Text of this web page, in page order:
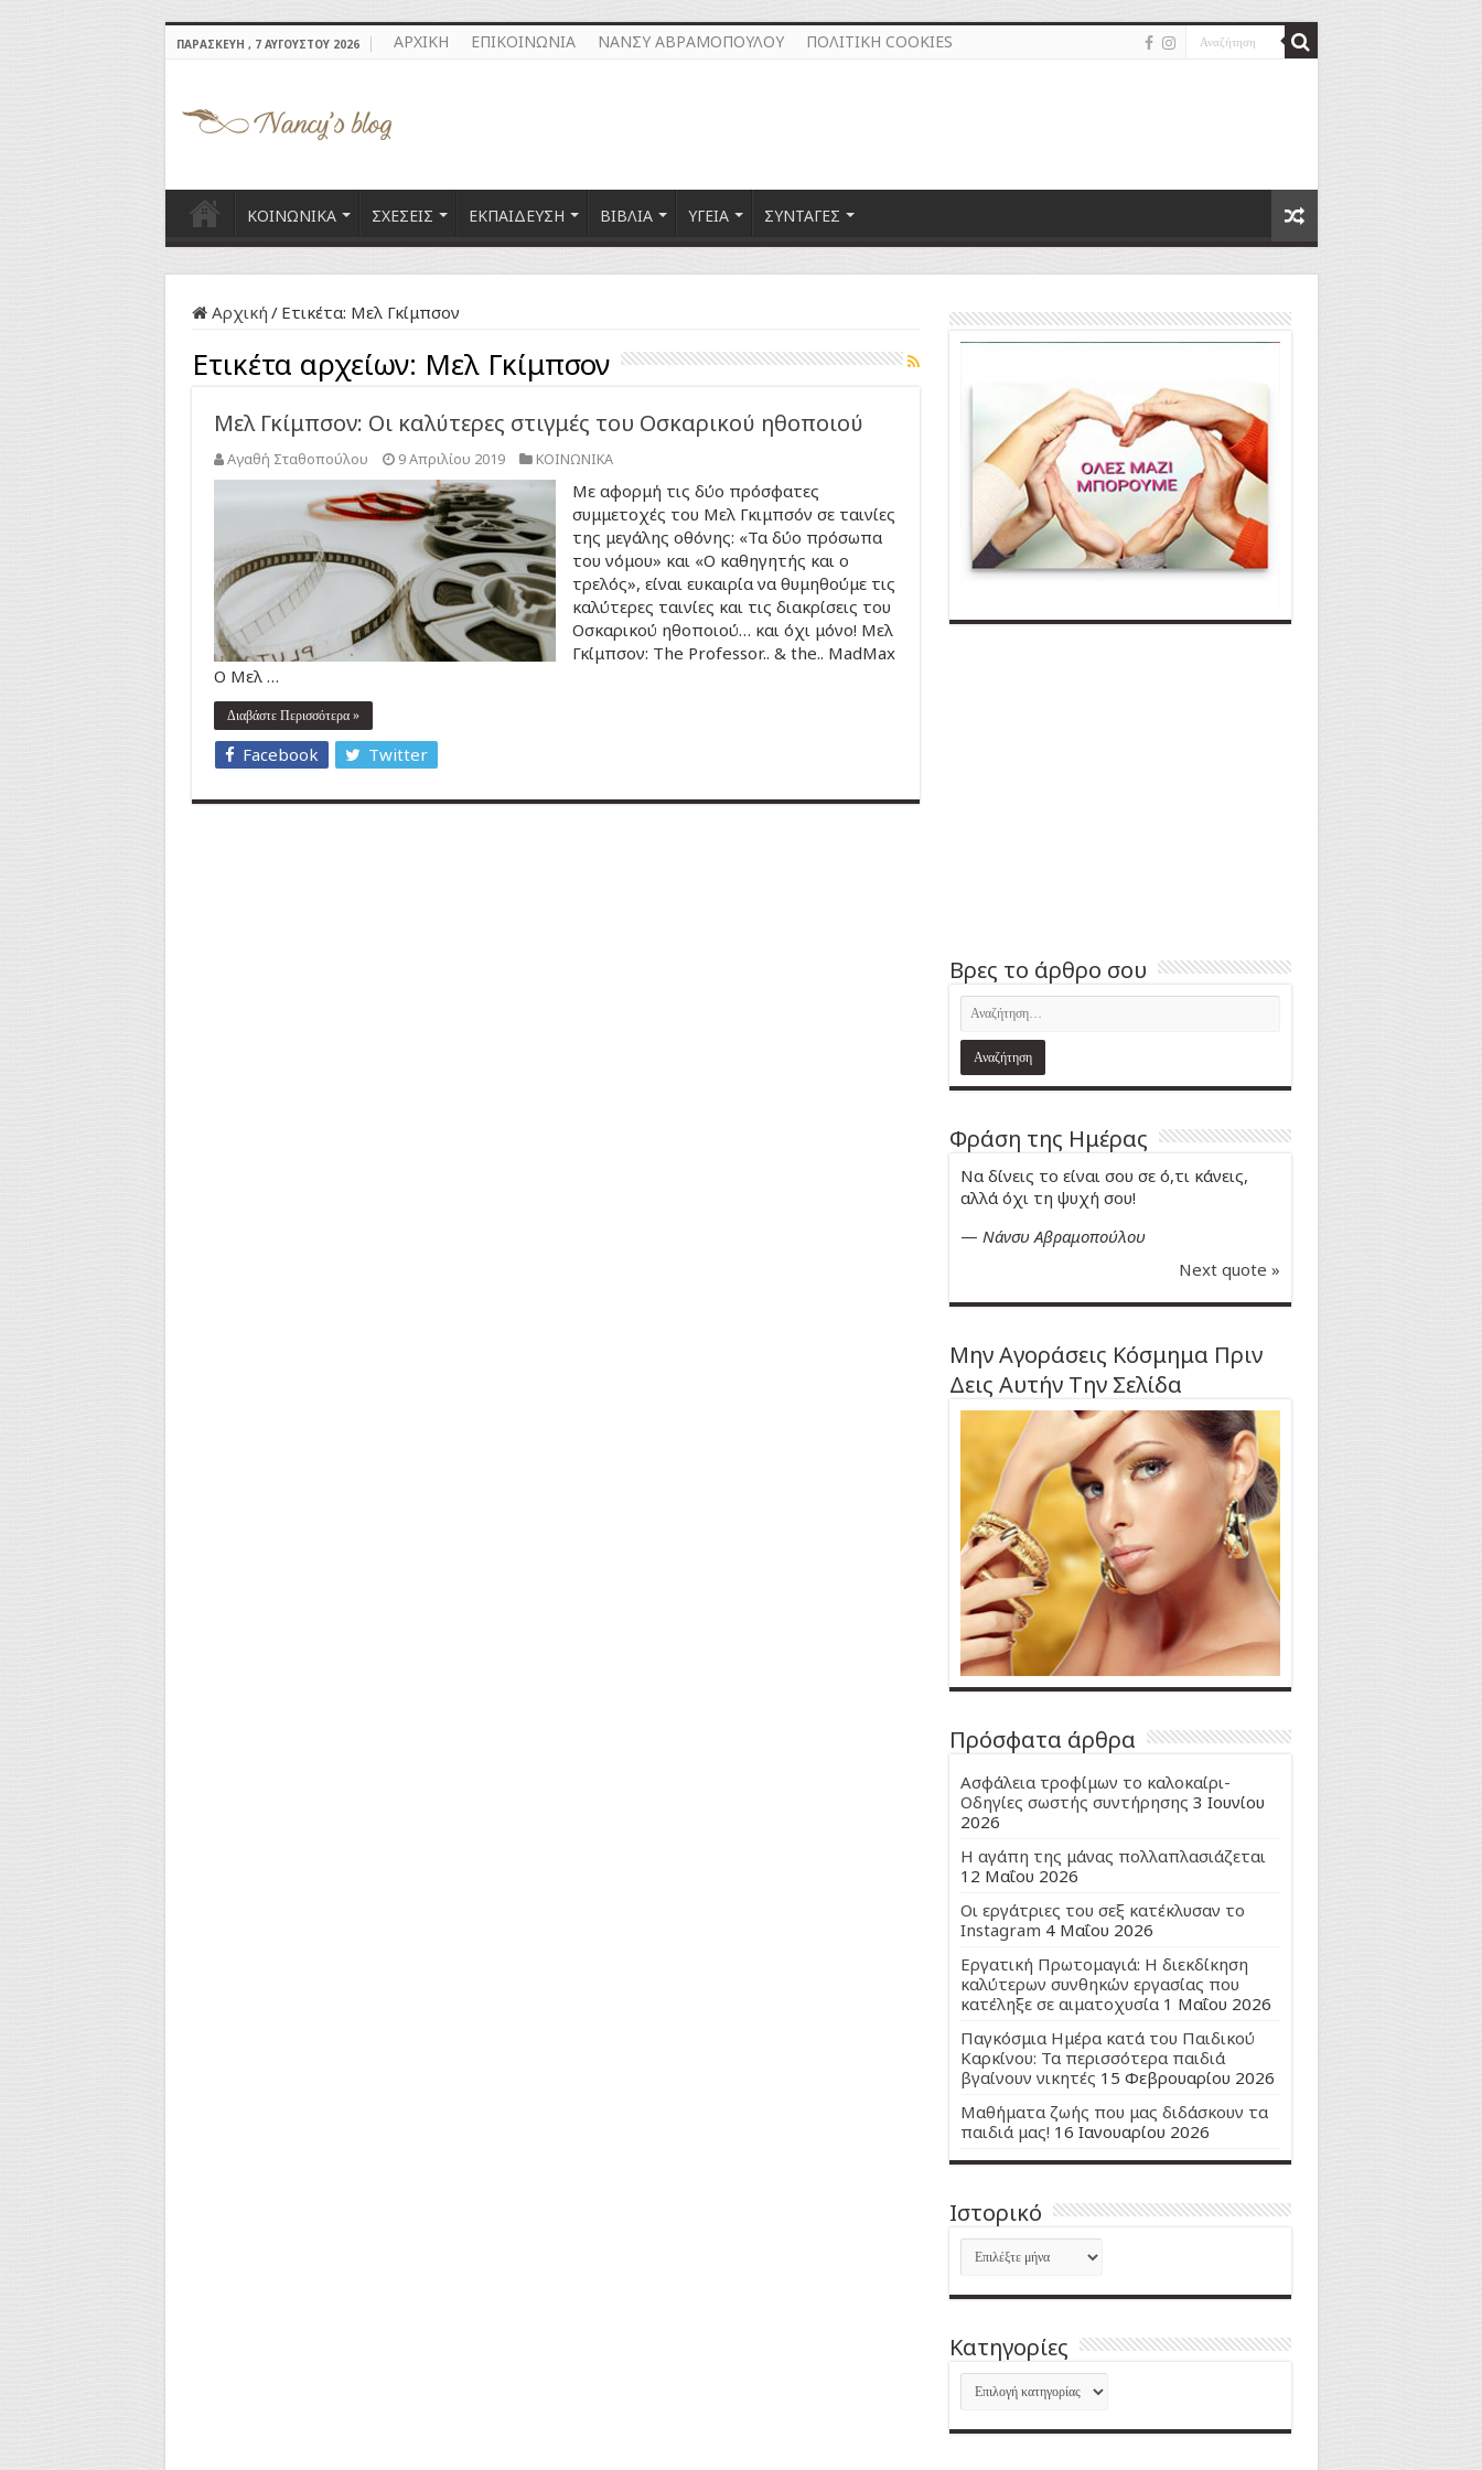
ΠΑΡΑΣΚΕΥΉ , 7 ΑΥΓΟΎΣΤΟΥ 2026 ΑΡΧΙΚΗ ΕΠΙΚΟΙΝΩΝΙΑ ΝΑΝΣΥ ΑΒΡΑΜΟΠΟΥΛΟΥ ΠΟΛΙΤΙΚΗ COOKIES
ΚΟΙΝΩΝΙΚΑ ΣΧΕΣΕΙΣ ΕΚΠΑΙΔΕΥΣΗ ΒΙΒΛΙΑ ΥΓΕΙΑ ΣΥΝΤΑΓΕΣ
Αρχική / Ετικέτα: Μελ Γκίμπσον
Ετικέτα αρχείων: Μελ Γκίμπσον
Μελ Γκίμπσον: Οι καλύτερες στιγμές του Οσκαρικού ηθοποιού
Αγαθή Σταθοπούλου 9 Απριλίου 2019 ΚΟΙΝΩΝΙΚΑ
Με αφορμή τις δύο πρόσφατες
συμμετοχές του Μελ Γκιμπσόν σε ταινίες
της μεγάλης οθόνης: «Τα δύο πρόσωπα
του νόμου» και «Ο καθηγητής και ο
τρελός», είναι ευκαιρία να θυμηθούμε τις
καλύτερες ταινίες και τις διακρίσεις του
Οσκαρικού ηθοποιού… και όχι μόνο! Μελ
Γκίμπσον: The Professor.. & the.. MadMax
Ο Μελ …
Διαβάστε Περισσότερα »
Facebook Twitter
Βρες το άρθρο σου
Φράση της Ημέρας
Να δίνεις το είναι σου σε ό,τι κάνεις,
αλλά όχι τη ψυχή σου!
— Νάνσυ Αβραμοπούλου
Next quote »
Μην Αγοράσεις Κόσμημα Πριν
Δεις Αυτήν Την Σελίδα
Πρόσφατα άρθρα
Ασφάλεια τροφίμων το καλοκαίρι-
Οδηγίες σωστής συντήρησης 3 Ιουνίου
2026
Η αγάπη της μάνας πολλαπλασιάζεται
12 Μαΐου 2026
Οι εργάτριες του σεξ κατέκλυσαν το
Instagram 4 Μαΐου 2026
Εργατική Πρωτομαγιά: Η διεκδίκηση
καλύτερων συνθηκών εργασίας που
κατέληξε σε αιματοχυσία 1 Μαΐου 2026
Παγκόσμια Ημέρα κατά του Παιδικού
Καρκίνου: Τα περισσότερα παιδιά
βγαίνουν νικητές 15 Φεβρουαρίου 2026
Μαθήματα ζωής που μας διδάσκουν τα
παιδιά μας! 16 Ιανουαρίου 2026
Ιστορικό
Ιστορικό
Kατηγορίες
Kατηγορίες